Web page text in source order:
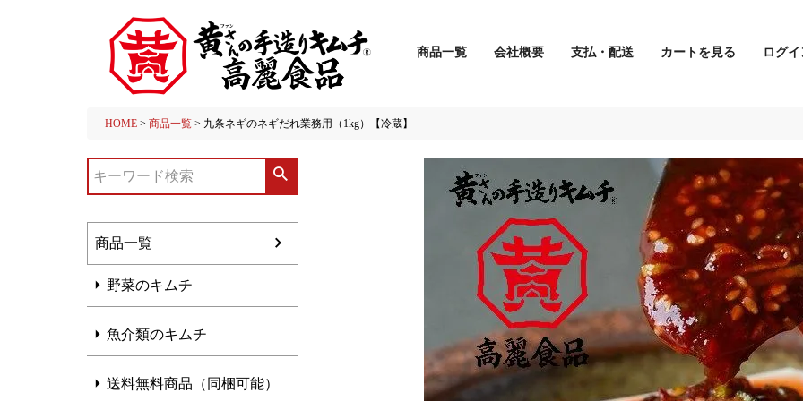
商品一覧 会社概要 支払・配送 カートを見る ログ
検索
HOME 商品一覧 九条ネギのネギだれ業務用（1kg）【冷蔵】
商品一覧
野菜のキムチ
魚介類のキムチ
送料無料商品（同梱可能）